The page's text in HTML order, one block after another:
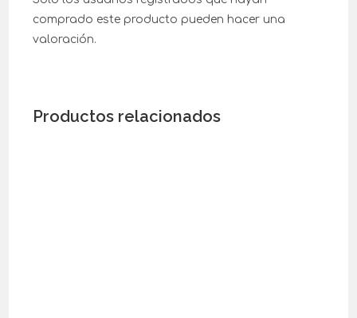
comprado este producto pueden hacer una
valoración.
Productos relacionados